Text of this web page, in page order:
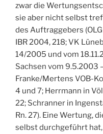
zwar die
sie aber nicht selbst
des Auftraggebers
IBR 2004, 218; VK
14/2005 und vom
Sachsen vom 9.5.2003
Franke/Mertens VOB-
4 und 7; Herrmann in
22; Schranner in
Rn. 27). Eine Wertung,
selbst durchgeführt